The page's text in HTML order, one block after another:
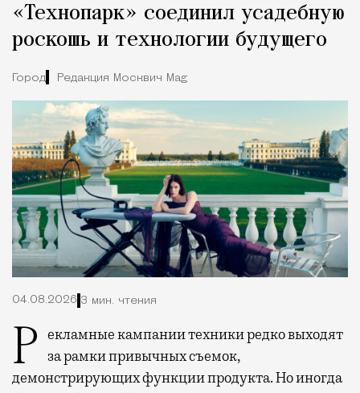
«Технопарк» соединил усадебную
роскошь и технологии будущего
Город Редакция Москвич Mag
04.08.2026 3 мин. чтения
Рекламные кампании техники редко выходят
за рамки привычных съемок,
демонстрирующих функции продукта. Но иногда